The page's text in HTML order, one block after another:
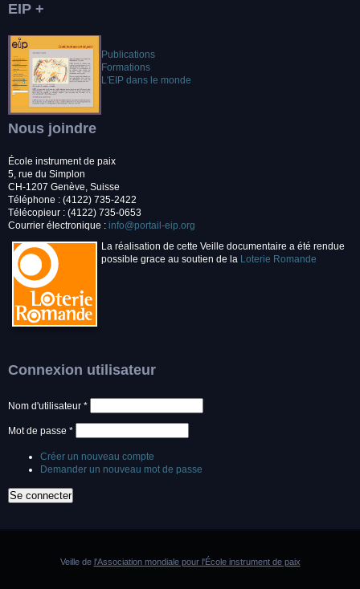
EIP +
Publications
Formations
L'EIP dans le monde
Nous joindre
École instrument de paix
5, rue du Simplon
CH-1207 Genève, Suisse
Téléphone : (4122) 735-2422
Télécopieur : (4122) 735-0653
Courrier électronique : info@portail-eip.org
La réalisation de cette Veille documentaire a été rendue
possible grace au soutien de la Loterie Romande
Connexion utilisateur
Nom d'utilisateur *
Mot de passe *
Créer un nouveau compte
Demander un nouveau mot de passe
Veille de l'Association mondiale pour l'École instrument de paix